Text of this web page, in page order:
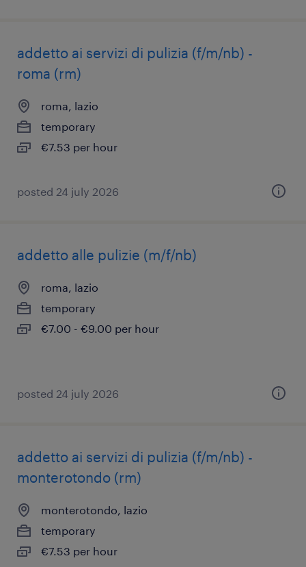
addetto ai servizi di pulizia (f/m/nb) -
roma (rm)
roma, lazio
temporary
€7.53 per hour
posted 24 july 2026
addetto alle pulizie (m/f/nb)
roma, lazio
temporary
€7.00 - €9.00 per hour
posted 24 july 2026
addetto ai servizi di pulizia (f/m/nb) -
monterotondo (rm)
monterotondo, lazio
temporary
€7.53 per hour